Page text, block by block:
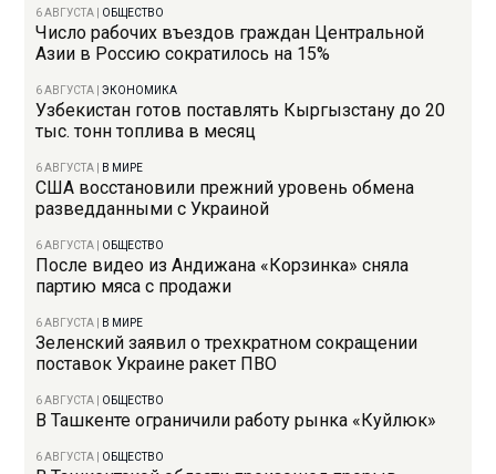
6 АВГУСТА ОБЩЕСТВО
Число рабочих въездов граждан Центральной
Азии в Россию сократилось на 15%
6 АВГУСТА |ЭКОНОМИКА
Узбекистан готов поставлять Кыргызстану до 20
тыс. тонн топлива в месяц
6 АВГУСТА В МИРЕ
США восстановили прежний уровень обмена
разведданными с Украиной
6 АВГУСТА ОБЩЕСТВО
После видео из Андижана «Корзинка» сняла
партию мяса с продажи
6 АВГУСТА В МИРЕ
Зеленский заявил о трехкратном сокращении
поставок Украине ракет ПВО
6 АВГУСТА ОБЩЕСТВО
В Ташкенте ограничили работу рынка «Куйлюк»
6 АВГУСТА ОБЩЕСТВО